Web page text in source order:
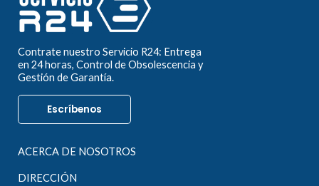
Contrate nuestro Servicio R24: Entrega
en 24 horas, Control de Obsolescencia y
Gestión de Garantía.
Escríbenos
ACERCA DE NOSOTROS
DIRECCIÓN